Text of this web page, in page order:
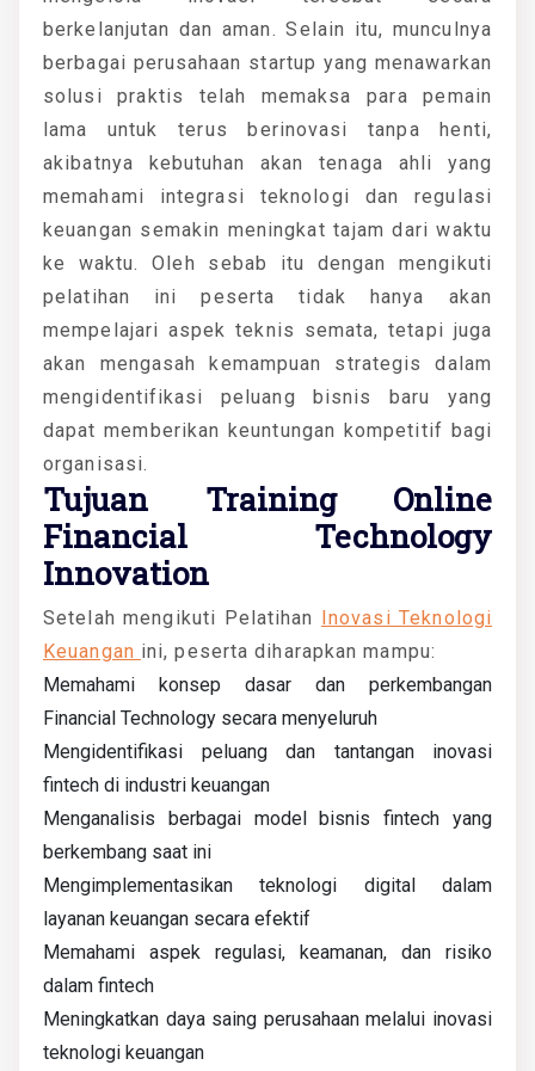
berkelanjutan dan aman. Selain itu, munculnya
berbagai perusahaan startup yang menawarkan
solusi praktis telah memaksa para pemain
lama untuk terus berinovasi tanpa henti,
akibatnya kebutuhan akan tenaga ahli yang
memahami integrasi teknologi dan regulasi
keuangan semakin meningkat tajam dari waktu
ke waktu. Oleh sebab itu dengan mengikuti
pelatihan ini peserta tidak hanya akan
mempelajari aspek teknis semata, tetapi juga
akan mengasah kemampuan strategis dalam
mengidentifikasi peluang bisnis baru yang
dapat memberikan keuntungan kompetitif bagi
organisasi.
Tujuan Training Online
Financial Technology
Innovation
Setelah mengikuti Pelatihan Inovasi Teknologi
Keuangan ini, peserta diharapkan mampu:
Memahami konsep dasar dan perkembangan
Financial Technology secara menyeluruh
Mengidentifikasi peluang dan tantangan inovasi
fintech di industri keuangan
Menganalisis berbagai model bisnis fintech yang
berkembang saat ini
Mengimplementasikan teknologi digital dalam
layanan keuangan secara efektif
Memahami aspek regulasi, keamanan, dan risiko
dalam fintech
Meningkatkan daya saing perusahaan melalui inovasi
teknologi keuangan